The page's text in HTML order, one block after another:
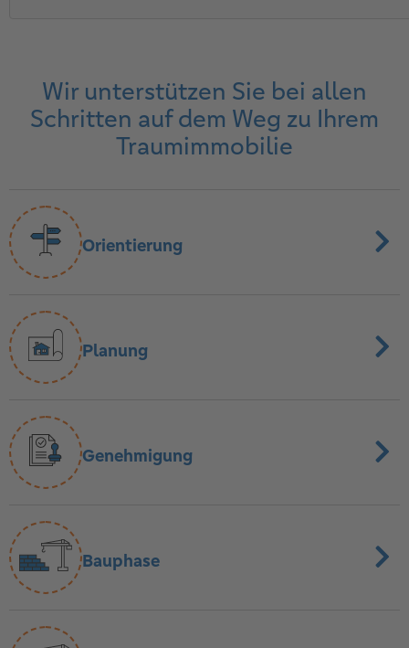
Wir unterstützen Sie bei allen
Schritten auf dem Weg zu Ihrem
Traumimmobilie
Orientierung
Planung
Genehmigung
Bauphase